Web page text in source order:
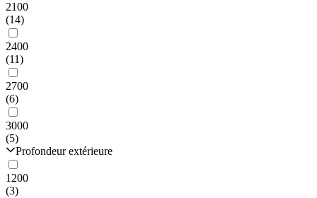
2100
(14)
2400
(11)
2700
(6)
3000
(5)
Profondeur extérieure
1200
(3)